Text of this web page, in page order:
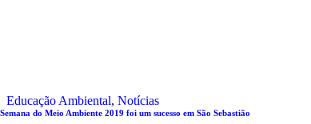
Educação Ambiental, Notícias
Semana do Meio Ambiente 2019 foi um sucesso em São Sebastião